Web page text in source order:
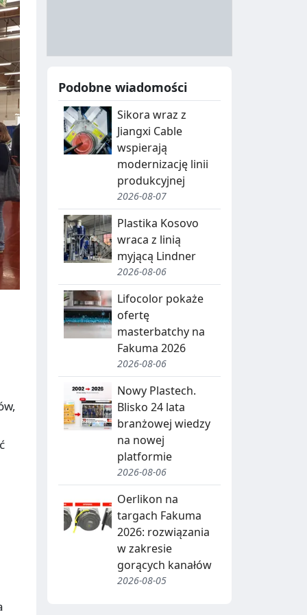
I
E
,
E
G
A
C
A
R
C
U
C
J
A
O
D
Podobne wiadomości
Sikora wraz z
Jiangxi Cable
wspierają
modernizację linii
produkcyjnej
2026-08-07
Plastika Kosovo
wraca z linią
myjącą Lindner
2026-08-06
Lifocolor pokaże
ofertę
masterbatchy na
Fakuma 2026
2026-08-06
Nowy Plastech.
Blisko 24 lata
branżowej wiedzy
na nowej
platformie
2026-08-06
Oerlikon na
targach Fakuma
2026: rozwiązania
w zakresie
gorących kanałów
2026-08-05